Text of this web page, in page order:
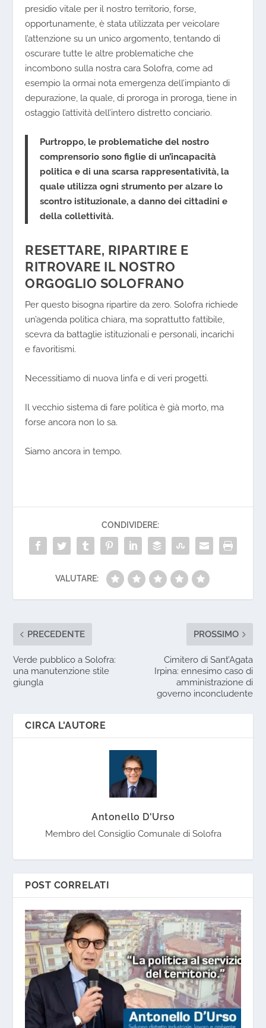
presidio vitale per il nostro territorio, forse,
opportunamente, è stata utilizzata per veicolare
l’attenzione su un unico argomento, tentando di
oscurare tutte le altre problematiche che
incombono sulla nostra cara Solofra, come ad
esempio la ormai nota emergenza dell’impianto di
depurazione, la quale, di proroga in proroga, tiene in
ostaggio l’attività dell’intero distretto conciario.
Purtroppo, le problematiche del nostro
comprensorio sono figlie di un’incapacità
politica e di una scarsa rappresentatività, la
quale utilizza ogni strumento per alzare lo
scontro istituzionale, a danno dei cittadini e
della collettività.
RESETTARE, RIPARTIRE E
RITROVARE IL NOSTRO
ORGOGLIO SOLOFRANO
Per questo bisogna ripartire da zero.Solofra richiede
un’agenda politica chiara, ma soprattutto fattibile,
scevra da battaglie istituzionali e personali, incarichi
e favoritismi.
Necessitiamo di nuova linfa e di veri progetti.
Il vecchio sistema di fare politica è già morto, ma
forse ancora non lo sa.
Siamo ancora in tempo.
CONDIVIDERE:
VALUTARE:
PRECEDENTE
Verde pubblico a Solofra:
una manutenzione stile
giungla
PROSSIMO
Cimitero di Sant’Agata
Irpina: ennesimo caso di
amministrazione di
governo inconcludente
CIRCA L'AUTORE
Antonello D'Urso
Membro del Consiglio Comunale di Solofra
POST CORRELATI